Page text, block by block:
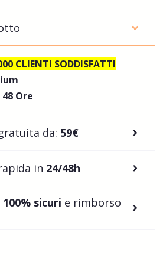
CLIENTI SODDISFATTI
Ore
da: 59€
in 24/48h
100% sicuri e rimborso